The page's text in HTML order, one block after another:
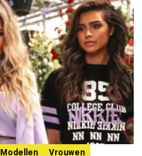
Modellen
Vrouwen